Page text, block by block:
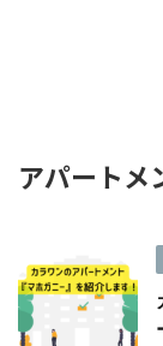
アパートメ